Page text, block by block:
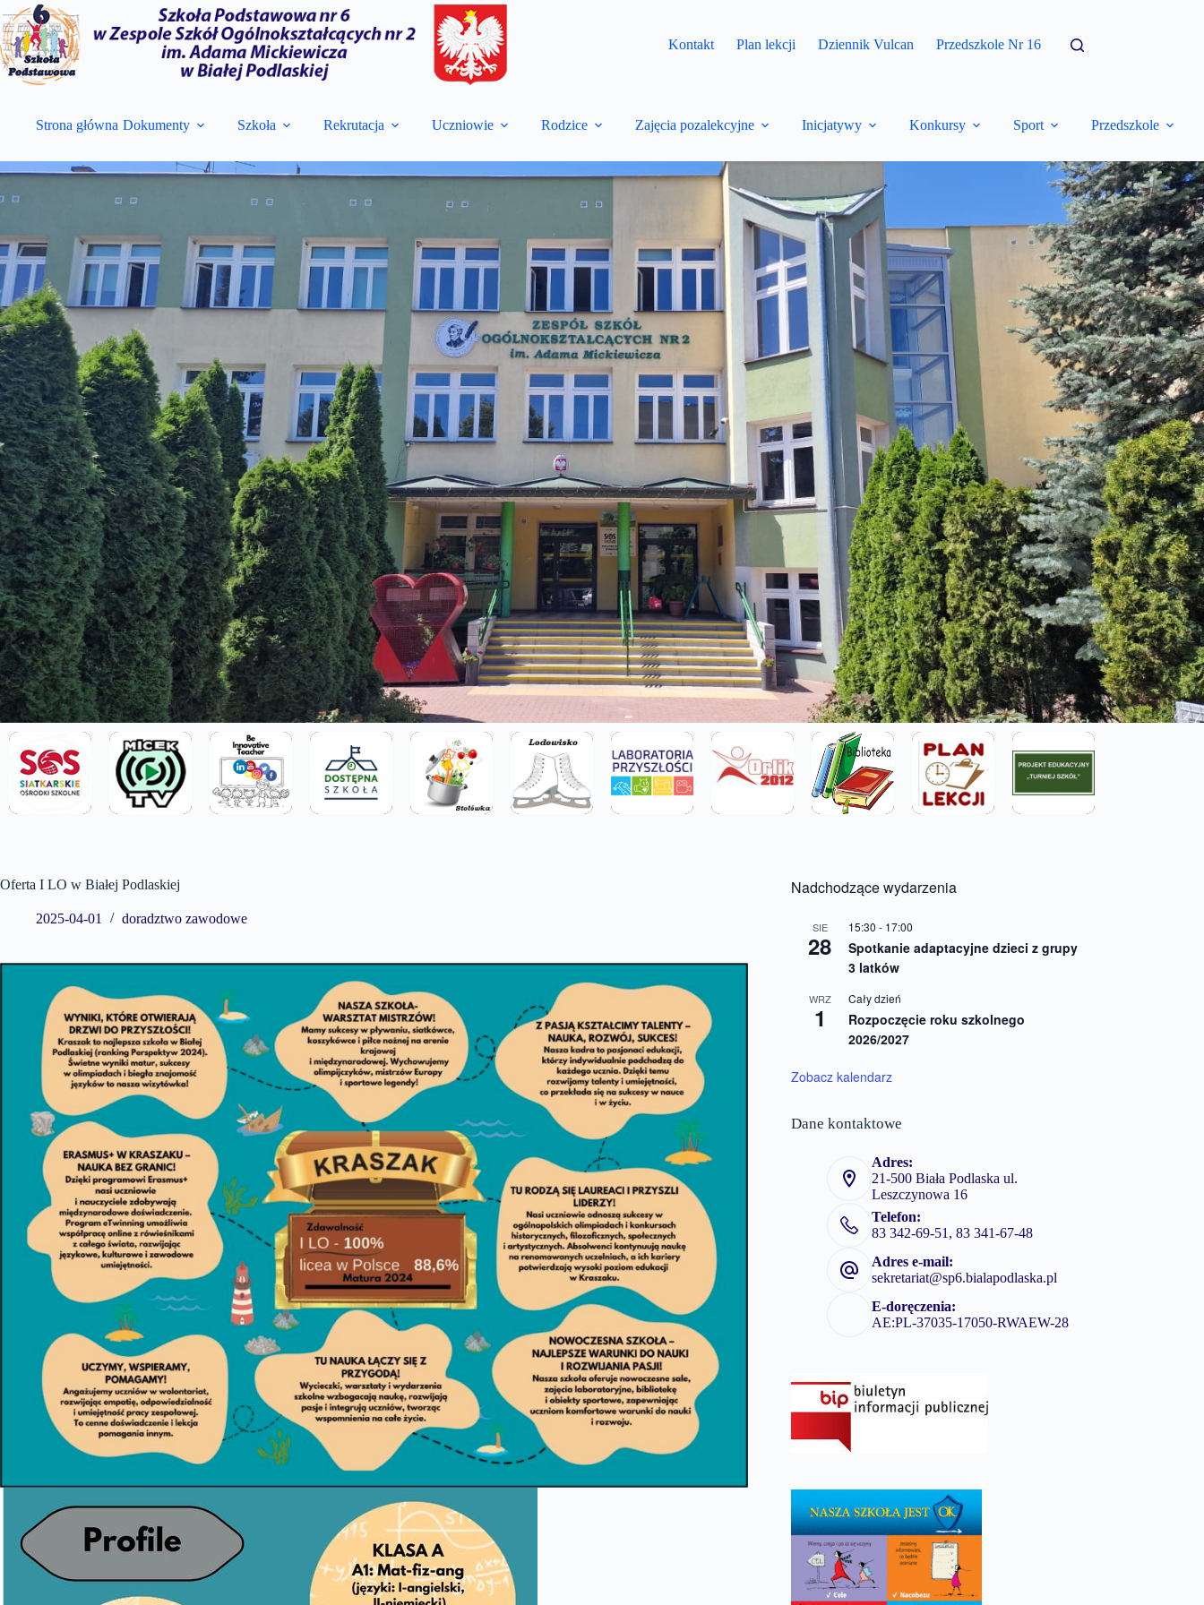
Przejdź
do
treści
Kontakt Plan lekcji Dziennik Vulcan Przedszkole Nr 16
Strona główna Dokumenty Szkoła Rekrutacja Uczniowie Rodzice Zajęcia pozalekcyjne Inicjatywy Konkursy Sport Przedszkole
Oferta I LO w Białej Podlaskiej
2025-04-01 doradztwo zawodowe
Nadchodzące wydarzenia
SIE
28
15:30 - 17:00
Spotkanie adaptacyjne dzieci z grupy
3 latków
WRZ
1
Cały dzień
Rozpoczęcie roku szkolnego
2026/2027
Zobacz kalendarz
Dane kontaktowe
Adres:
21-500 Biała Podlaska ul.
Leszczynowa 16
Telefon:
83 342-69-51, 83 341-67-48
Adres e-mail:
sekretariat@sp6.bialapodlaska.pl
E-doręczenia:
AE:PL-37035-17050-RWAEW-28